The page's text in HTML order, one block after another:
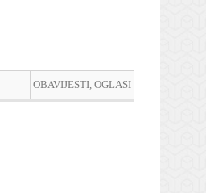
OBAVIJESTI, OGLASI